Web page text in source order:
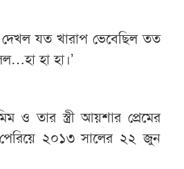
যত খারাপ ভেবেছিল তত
হা হা।’
ও তার স্ত্রী আয়শার প্রেমের
পেরিয়ে ২০১৩ সালের ২২ জুন